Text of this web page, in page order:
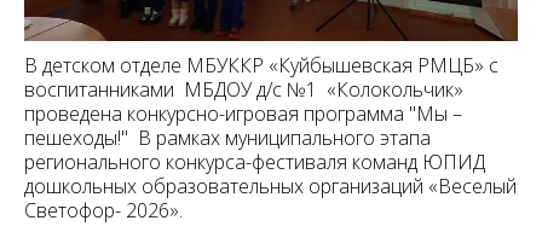
В детском отделе МБУККР «Куйбышевская РМЦБ» с
воспитанниками МБДОУ д/с №1 «Колокольчик»
проведена конкурсно-игровая программа "Мы –
пешеходы!" В рамках муниципального этапа
регионального конкурса-фестиваля команд ЮПИД
дошкольных образовательных организаций «Веселый
Светофор- 2026».